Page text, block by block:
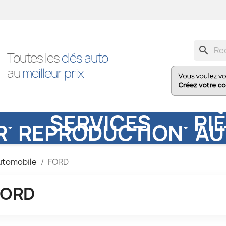
Toutes lesclés auto
aumeilleur prix
search
SERVICES
REPRODUCTION
FORD